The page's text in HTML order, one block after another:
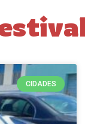
CIDADES